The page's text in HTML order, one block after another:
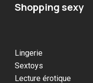
Shopping sexy
Lingerie
Sextoys
Lecture érotique